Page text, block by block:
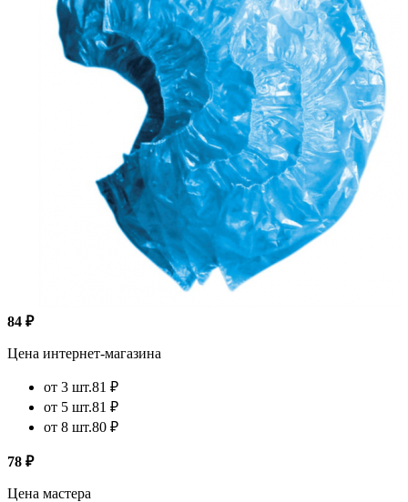
84 ₽
Цена интернет-магазина
от 3 шт.81 ₽
от 5 шт.81 ₽
от 8 шт.80 ₽
78 ₽
Цена мастера